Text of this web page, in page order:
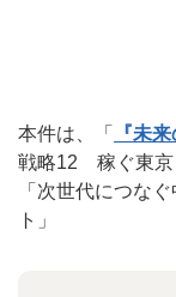
本件は、「 『未
戦略12 稼ぐ東京
「次世代につな
ト」